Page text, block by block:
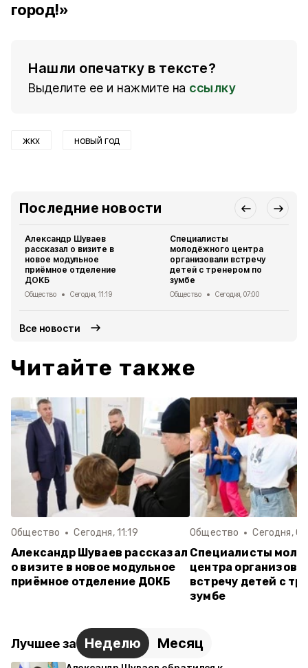
город!»
Нашли опечатку в тексте?
Выделите ее и нажмите на ссылку
жкх новый год
Последние новости
Александр Шуваев
рассказал о визите в
новое модульное
приёмное отделение
ДОКБ
Общество Сегодня, 11:19
Специалисты
молодёжного центра
организовали встречу
детей с тренером по
зумбе
Общество Сегодня, 07:00
Все новости
Читайте также
Общество Сегодня, 11:19
Александр Шуваев рассказал
о визите в новое модульное
приёмное отделение ДОКБ
Общество Сегодня,
Специалисты
центра
встречу детей с
зумбе
Лучшее за Неделю Месяц